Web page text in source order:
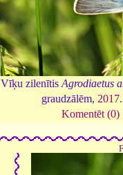
Vīķu zilenītis Agrodiaetus
graudzālēm, 2017
Komentēt (0)